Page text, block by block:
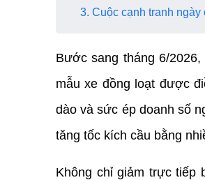
3. Cuộc cạnh tranh ngày
Bước sang tháng 6/
mẫu xe đồng loạt được
dào và sức ép doanh số
tăng tốc kích cầu bằng
Không chỉ giảm trực tiếp